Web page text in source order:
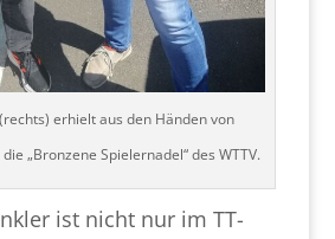
erhielt aus den Händen von
„Bronzene Spielernadel“ des WTTV.
ist nicht nur im TT-